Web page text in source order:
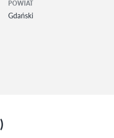
POWIAT
Gdański